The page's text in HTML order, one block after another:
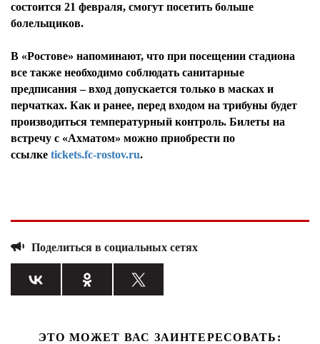
состоится 21 февраля, смогут посетить больше
болельщиков.
В «Ростове» напоминают, что при посещении стадиона
все также необходимо соблюдать санитарные
предписания – вход допускается только в масках и
перчатках. Как и ранее, перед входом на трибуны будет
производиться температурный контроль. Билеты на
встречу с «Ахматом» можно приобрести по
ссылке tickets.fc-rostov.ru.
Поделиться в социальных сетях
ЭТО МОЖЕТ ВАС ЗАИНТЕРЕСОВАТЬ: